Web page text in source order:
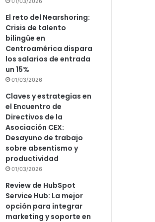
El reto del Nearshoring:
Crisis de talento
bilingüe en
Centroamérica dispara
los salarios de entrada
un 15%
01/03/2026
Claves y estrategias en
el Encuentro de
Directivos de la
Asociación CEX:
Desayuno de trabajo
sobre absentismo y
productividad
01/03/2026
Review de HubSpot
Service Hub: La mejor
opción para integrar
marketing y soporte en